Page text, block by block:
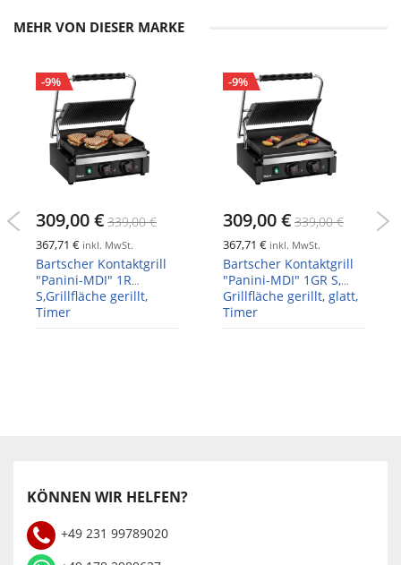
MEHR VON DIESER MARKE
-9%
309,00 € 339,00 €
367,71 € inkl. MwSt.
Bartscher Kontaktgrill
"Panini-MDI" 1R
S,Grillfläche gerillt,
Timer
-9%
309,00 € 339,00 €
367,71 € inkl. MwSt.
Bartscher Kontaktgrill
"Panini-MDI" 1GR S,
Grillfläche gerillt, glatt,
Timer
KÖNNEN WIR HELFEN?
+49 231 99789020